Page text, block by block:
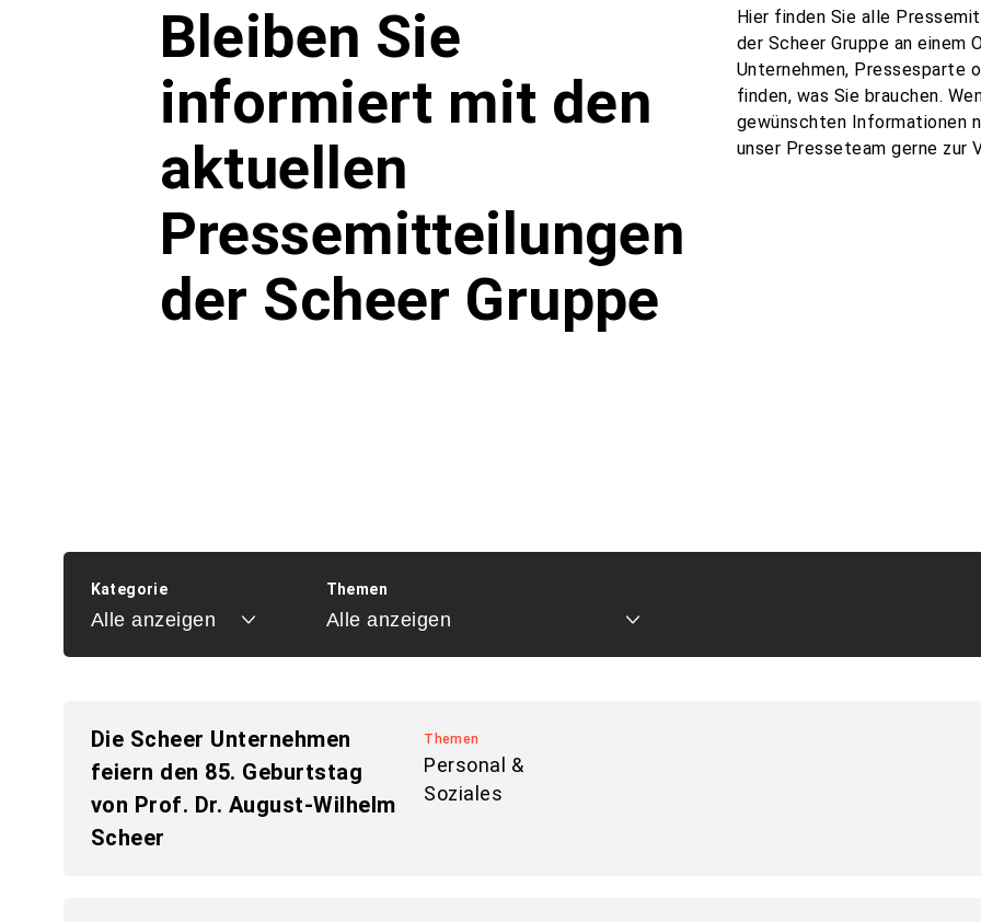
Bleiben Sie
informiert mit den
aktuellen
Pressemitteilungen
der Scheer Gruppe
Hier finden Sie alle
der Scheer Gruppe an einem
Unternehmen, Pressesparte
finden, was Sie brauchen.
gewünschten Informationen
unser Presseteam gerne zur
Kategorie Themen
Die Scheer Unternehmen
feiern den 85. Geburtstag
von Prof. Dr. August-Wilhelm
Scheer
Themen
Personal &
Soziales